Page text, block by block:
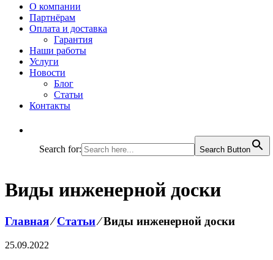
О компании
Партнёрам
Оплата и доставка
Гарантия
Наши работы
Услуги
Новости
Блог
Статьи
Контакты
Search for: Search Button
Виды инженерной доски
Главная⁄Статьи⁄Виды инженерной доски
25.09.2022